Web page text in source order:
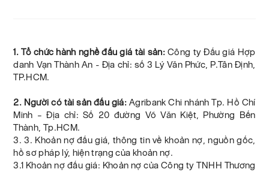
1. Tổ chức hành nghề đấu giá tài sản: Công ty Đấu giá Hợp
danh Vạn Thành An - Địa chỉ: số 3 Lý Văn Phức, P.Tân Định,
TP.HCM.
2. Người có tài sản đấu giá: Agribank Chi nhánh Tp. Hồ Chí
Minh – Địa chỉ: Số 20 đường Võ Văn Kiệt, Phường Bến
Thành, Tp.HCM.
3. 3. Khoản nợ đấu giá, thông tin về khoản nợ, nguồn gốc,
hồ sơ pháp lý, hiện trạng của khoản nợ.
3.1 Khoản nợ đấu giá: Khoản nợ của Công ty TNHH Thương